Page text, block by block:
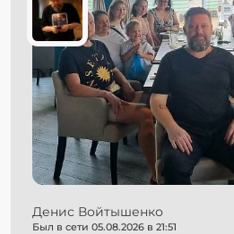
Денис Войтышенко
Был в сети 05.08.2026 в 21:51